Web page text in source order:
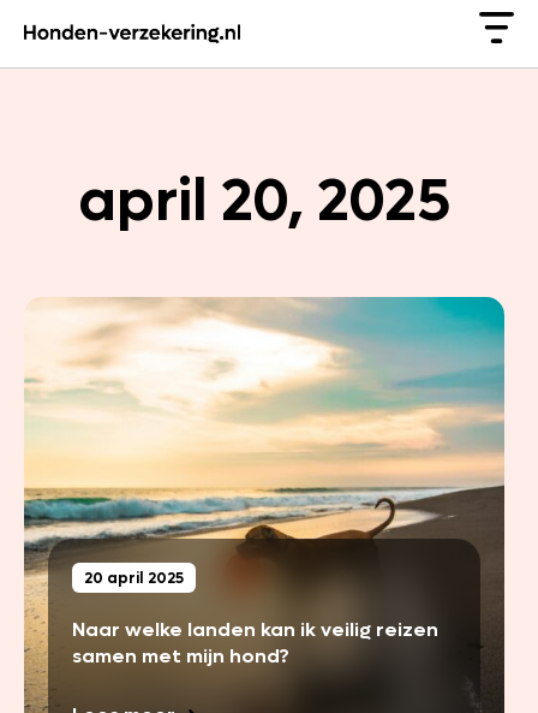
april 20, 2025
20 april 2025
Naar welke landen kan ik veilig reizen
samen met mijn hond?